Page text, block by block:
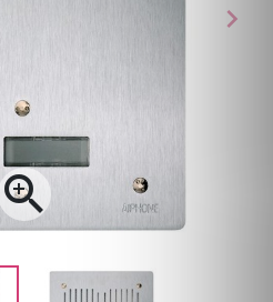
chevron_right